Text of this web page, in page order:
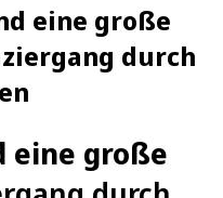
eine große
durch
eine große